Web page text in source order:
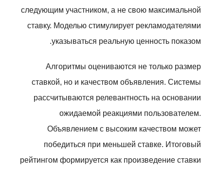
следующим участником, а не свою максимальной
ставку. Моделью стимулирует рекламодателями
указываться реальную ценность показом.
Алгоритмы оцениваются не только размер
ставкой, но и качеством объявления. Системы
рассчитываются релевантность на основании
ожидаемой реакциями пользователем.
Объявлением с высоким качеством может
победиться при меньшей ставке. Итоговый
рейтингом формируется как произведение ставки